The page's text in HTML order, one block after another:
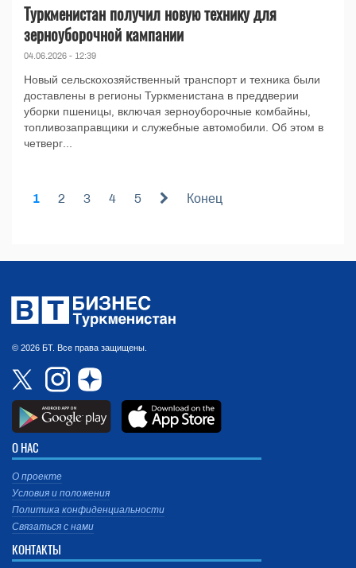
Туркменистан получил новую технику для
зерноуборочной кампании
04.06.2026 - 12:39
Новый сельскохозяйственный транспорт и техника были
доставлены в регионы Туркменистана в преддверии
уборки пшеницы, включая зерноуборочные комбайны,
топливозаправщики и служебные автомобили. Об этом в
четверг...
1 2 3 4 5 Конец
© 2026 БТ. Все права защищены.
О НАС
О проекте
Условия и положения
Политика конфиденциальности
Связаться с нами
КОНТАКТЫ